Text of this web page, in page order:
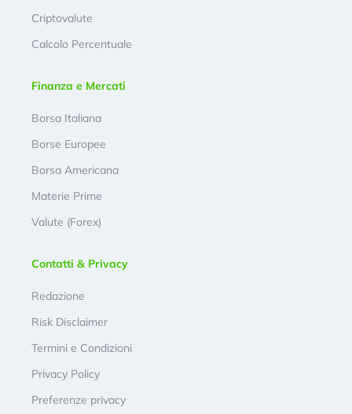
Criptovalute
Calcolo Percentuale
Finanza e Mercati
Borsa Italiana
Borse Europee
Borsa Americana
Materie Prime
Valute (Forex)
Contatti & Privacy
Redazione
Risk Disclaimer
Termini e Condizioni
Privacy Policy
Preferenze privacy